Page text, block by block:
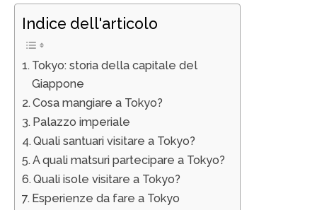
Indice dell'articolo
Tokyo: storia della capitale del
Giappone
Cosa mangiare a Tokyo?
Palazzo imperiale
Quali santuari visitare a Tokyo?
A quali matsuri partecipare a Tokyo?
Quali isole visitare a Tokyo?
Esperienze da fare a Tokyo